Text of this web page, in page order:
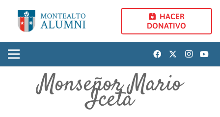
HACER
DONATIVO
Monseñor Mario
Iceta